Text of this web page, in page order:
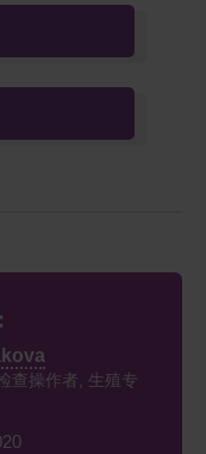
查操作者, 生殖专